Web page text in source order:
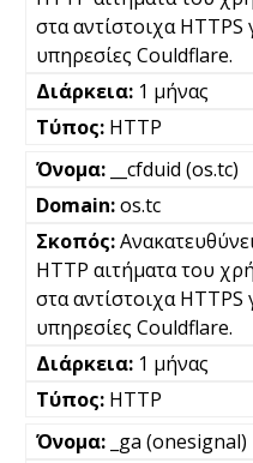
στα αντίστοιχα HTTPS
υπηρεσίες Couldflare.
1 μήνας
HTTP
__cfduid (os.tc)
os.tc
HTTP αιτήματα του
στα αντίστοιχα HTTPS
υπηρεσίες Couldflare.
1 μήνας
HTTP
_ga (onesignal)